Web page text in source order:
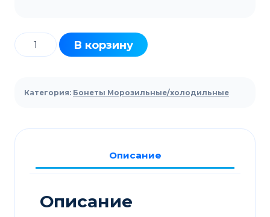
Количество
товара
бонета
Венеция
В корзину
Категория: Бонеты Морозильные/холодильные
Описание
Описание